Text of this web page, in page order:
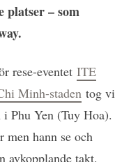
platser – som
rese-eventet ITE
Minh-staden tog vi
Phu Yen (Tuy Hoa).
men hann se och
avkopplande takt.